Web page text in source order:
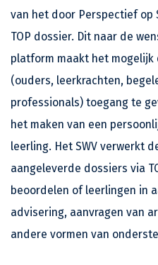
van het door Perspectief op
TOP dossier. Dit naar de
platform maakt het
(ouders, leerkrachten,
professionals) toegang te
het maken van een
leerling. Het SWV verwerkt
aangeleverde dossiers via
beoordelen of leerlingen in
advisering, aanvragen van
andere vormen van